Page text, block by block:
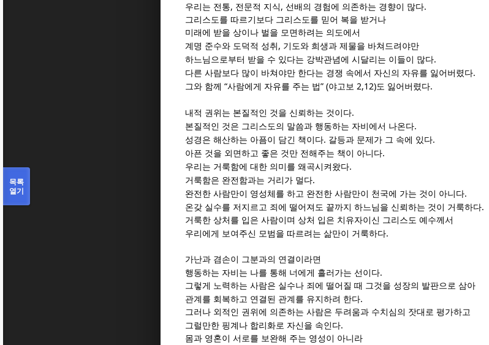
우리는 전통, 전문적 지식 , 선배의 경험에 의존하는 경향이 많다.
그리스도를 따르기보다 그리스도를 믿어 복을 받거나
미래에 받을 상이나 벌을 모면하려는 의도에서
계명 준수와 도덕적 성취 , 기도와 희생과 제물을 바쳐드려야만
하느님으로부터 받을 수 있다는 강박관념에 시달리는 이들이 많다.
다른 사람보다 많이 바쳐야만 한다는 경쟁 속에서 자신의 자유를 잃어버렸다.
그와 함께 “사람에게 자유를 주는 법” (야고보 2,12)도 잃어버렸다.
내적 권위는 본질적인 것을 신뢰하는 것이다.
본질적인 것은 그리스도의 말씀과 행동하는 자비에서 나온다.
성경은 해산하는 아픔이 담긴 책이다. 갈등과 문제가 그 속에 있다.
아픈 것을 외면하고 좋은 것만 전해주는 책이 아니다.
우리는 거룩함에 대한 의미를 왜곡시켜왔다.
거룩함은 완전함과는 거리가 멀다.
완전한 사람만이 영성체를 하고 완전한 사람만이 천국에 가는 것이 아니다.
온갖 실수를 저지르고 죄에 떨어져도 끝까지 하느님을 신뢰하는 것이 거룩하다.
거룩한 상처를 입은 사람이며 상처 입은 치유자이신 그리스도 예수께서
우리에게 보여주신 모범을 따르려는 삶만이 거룩하다.
가난과 겸손이 그분과의 연결이라면
행동하는 자비는 나를 통해 너에게 흘러가는 선이다.
그렇게 노력하는 사람은 실수나 죄에 떨어질 때 그것을 성장의 발판으로 삼아
관계를 회복하고 연결된 관계를 유지하려 한다.
그러나 외적인 권위에 의존하는 사람은 두려움과 수치심의 잣대로 평가하고
그럴만한 핑계나 합리화로 자신을 속인다.
몸과 영혼이 서로를 보완해 주는 영성이 아니라
목록
열기